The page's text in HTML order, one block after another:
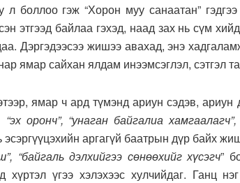
л боллоо гэж “Хорон муу санаатан”
этгээд байлаа гэхэд, наад зах нь сүм
Дэргэдээсээ жишээ авахад, энэ
ямар сайхан ялдам инээмсэглэл, сэтгэл
ямар ч ард түмэнд ариун сэдэв, ариун
“эх оронч”, “унаган байгалиа
эсэргүүцэхийн аргагүй баатрын дүр байх
“байгаль дэлхийгээ сөнөөхийг хүсэгч”
хүртэл үгээ хэлэхээс хулчийдаг. Ганц